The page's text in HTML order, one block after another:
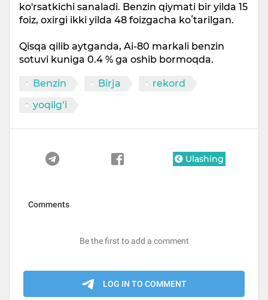
ko'rsatkichi sanaladi. Benzin qiymati bir yilda 15
foiz, oxirgi ikki yilda 48 foizgacha koʻtarilgan.
Qisqa qilib aytganda, Ai-80 markali benzin
sotuvi kuniga 0.4 % ga oshib bormoqda.
Benzin Birja
rekord
yoqilg‘i
Ulashing